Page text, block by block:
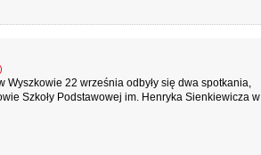
Wyszkowie 22 września odbyły się dwa spotkania,
Szkoły Podstawowej im. Henryka Sienkiewicza w